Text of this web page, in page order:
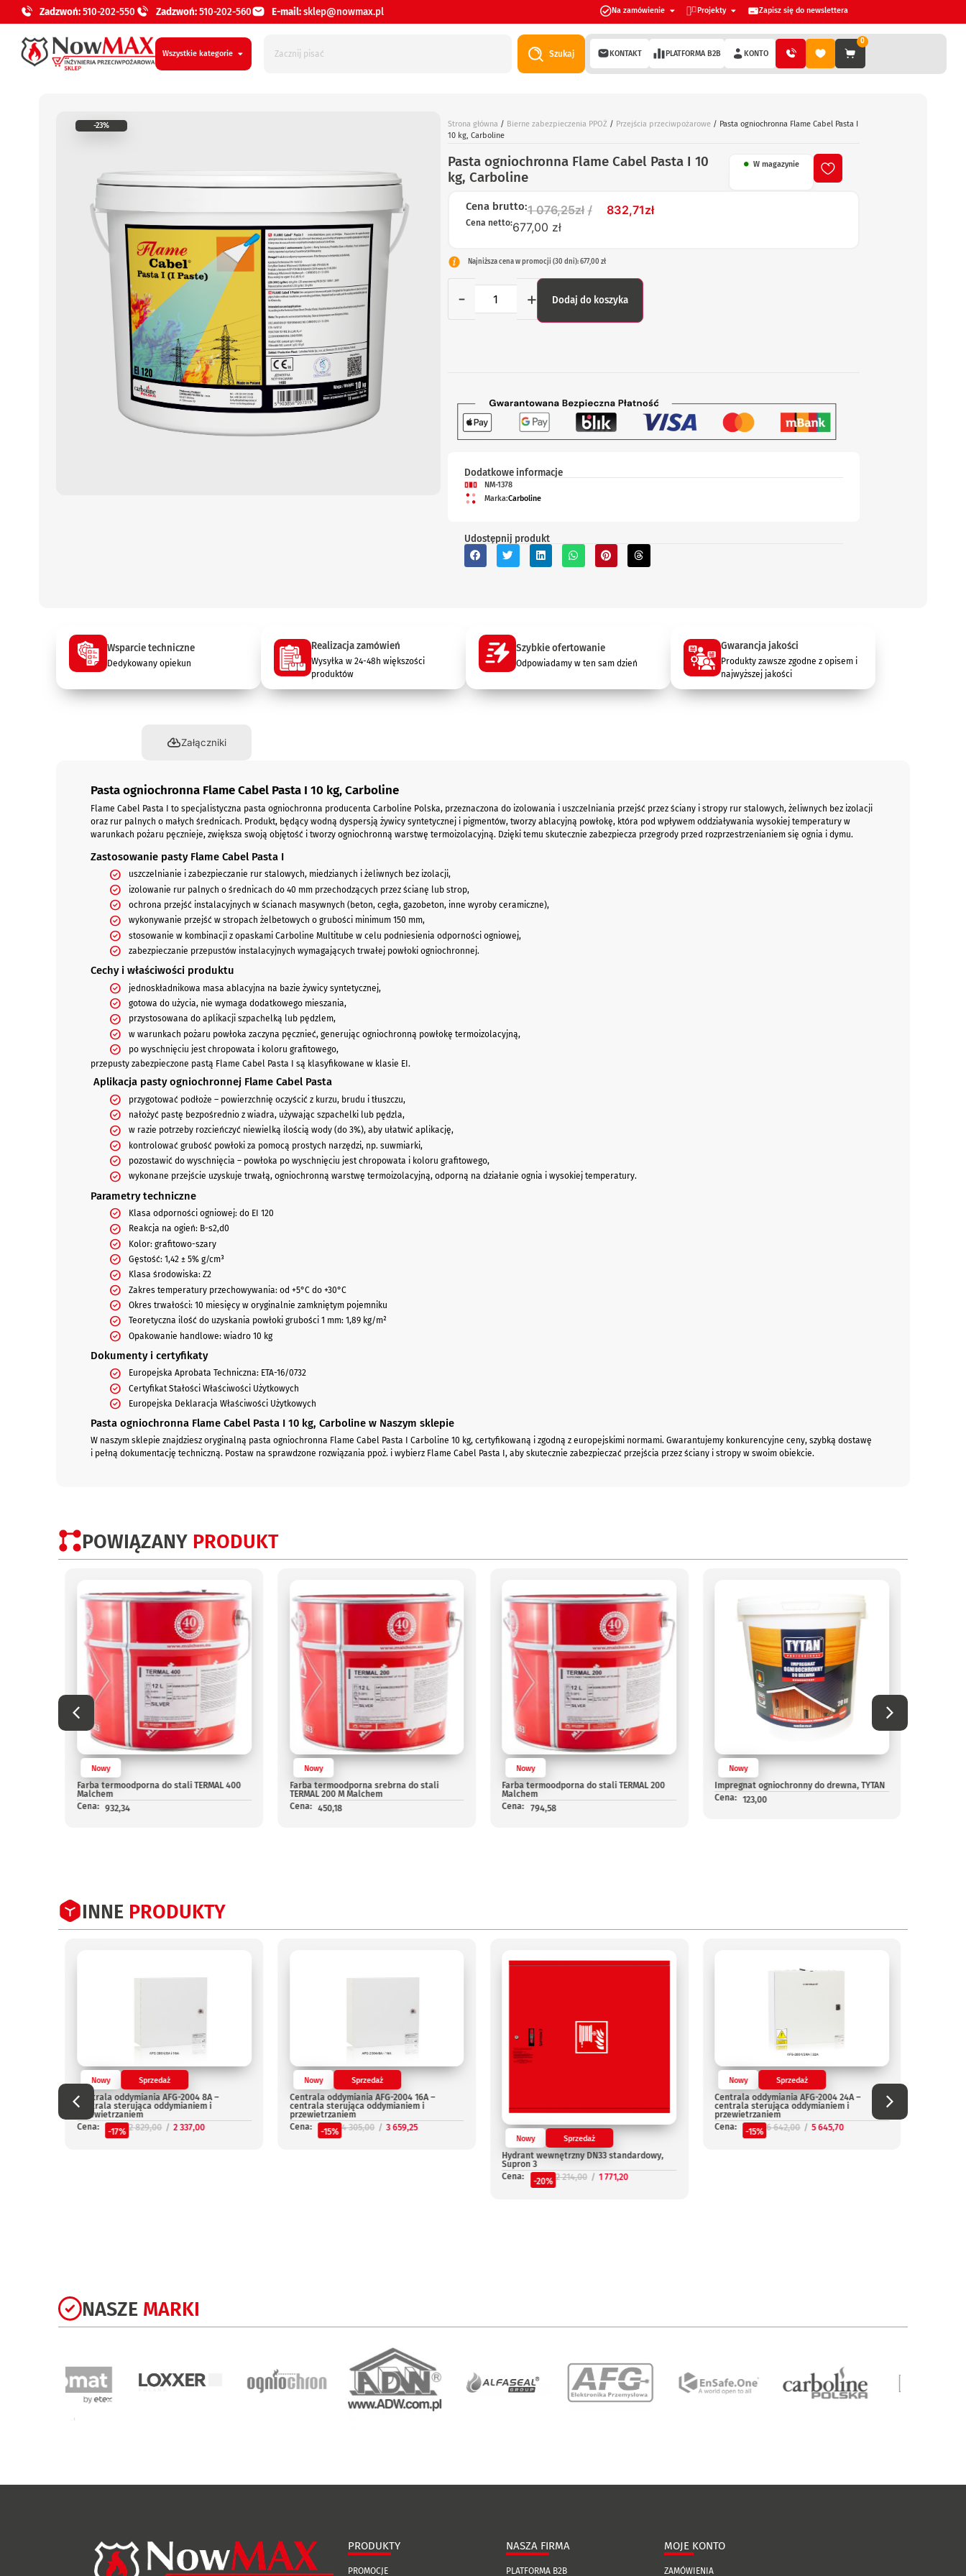
Zadzwoń:510-202-550 Zadzwoń:510-202-560 E-mail:sklep@nowmax.pl Na zamówienie Projekty Zapisz się do newslettera
Wszystkie kategorie Szukaj KONTAKT PLATFORMA B2B KONTO
0
-23% Strona główna/ Bierne zabezpieczenia PPOŻ / Przejścia przeciwpożarowe/ Pasta ogniochronna Flame Cabel Pasta I
10 kg, Carboline
Pasta ogniochronna Flame Cabel Pasta I 10
kg, Carboline
W magazynie
Cena brutto:1 076,25zł 832,71zł
Cena netto:677,00 zł
Najniższa cena w promocji (30 dni): 677,00 zł
- + Dodaj do koszyka
Dodatkowe informacje
NM-1378
Marka:Carboline
Udostępnij produkt
Wsparcie techniczne
Dedykowany opiekun
Realizacja zamówień
Wysyłka w 24-48h większości
produktów
Szybkie ofertowanie
Odpowiadamy w ten sam dzień
Gwarancja jakości
Produkty zawsze zgodne z opisem i
najwyższej jakości
Załączniki
Pasta ogniochronna Flame Cabel Pasta I 10 kg, Carboline
Flame Cabel Pasta I to specjalistyczna pasta ogniochronna producenta Carboline Polska, przeznaczona do izolowania i uszczelniania przejść przez ściany i stropy rur stalowych, żeliwnych bez izolacji
oraz rur palnych o małych średnicach. Produkt, będący wodną dyspersją żywicy syntetycznej i pigmentów, tworzy ablacyjną powłokę, która pod wpływem oddziaływania wysokiej temperatury w
warunkach pożaru pęcznieje, zwiększa swoją objętość i tworzy ogniochronną warstwę termoizolacyjną. Dzięki temu skutecznie zabezpiecza przegrody przed rozprzestrzenianiem się ognia i dymu.
Zastosowanie pasty Flame Cabel Pasta I
uszczelnianie i zabezpieczanie rur stalowych, miedzianych i żeliwnych bez izolacji,
izolowanie rur palnych o średnicach do 40 mm przechodzących przez ścianę lub strop,
ochrona przejść instalacyjnych w ścianach masywnych (beton, cegła, gazobeton, inne wyroby ceramiczne),
wykonywanie przejść w stropach żelbetowych o grubości minimum 150 mm,
stosowanie w kombinacji z opaskami Carboline Multitube w celu podniesienia odporności ogniowej,
zabezpieczanie przepustów instalacyjnych wymagających trwałej powłoki ogniochronnej.
Cechy i właściwości produktu
jednoskładnikowa masa ablacyjna na bazie żywicy syntetycznej,
gotowa do użycia, nie wymaga dodatkowego mieszania,
przystosowana do aplikacji szpachelką lub pędzlem,
w warunkach pożaru powłoka zaczyna pęcznieć, generując ogniochronną powłokę termoizolacyjną,
po wyschnięciu jest chropowata i koloru grafitowego,
przepusty zabezpieczone pastą Flame Cabel Pasta I są klasyfikowane w klasie EI.
Aplikacja pasty ogniochronnej Flame Cabel Pasta
przygotować podłoże – powierzchnię oczyścić z kurzu, brudu i tłuszczu,
nałożyć pastę bezpośrednio z wiadra, używając szpachelki lub pędzla,
w razie potrzeby rozcieńczyć niewielką ilością wody (do 3%), aby ułatwić aplikację,
kontrolować grubość powłoki za pomocą prostych narzędzi, np. suwmiarki,
pozostawić do wyschnięcia – powłoka po wyschnięciu jest chropowata i koloru grafitowego,
wykonane przejście uzyskuje trwałą, ogniochronną warstwę termoizolacyjną, odporną na działanie ognia i wysokiej temperatury.
Parametry techniczne
Klasa odporności ogniowej: do EI 120
Reakcja na ogień: B-s2,d0
Kolor: grafitowo-szary
Gęstość: 1,42 ± 5% g/cm³
Klasa środowiska: Z2
Zakres temperatury przechowywania: od +5°C do +30°C
Okres trwałości: 10 miesięcy w oryginalnie zamkniętym pojemniku
Teoretyczna ilość do uzyskania powłoki grubości 1 mm: 1,89 kg/m²
Opakowanie handlowe: wiadro 10 kg
Dokumenty i certyfikaty
Europejska Aprobata Techniczna: ETA-16/0732
Certyfikat Stałości Właściwości Użytkowych
Europejska Deklaracja Właściwości Użytkowych
Pasta ogniochronna Flame Cabel Pasta I 10 kg, Carboline w Naszym sklepie
W naszym sklepie znajdziesz oryginalną pasta ogniochronna Flame Cabel Pasta I Carboline 10 kg, certyfikowaną i zgodną z europejskimi normami. Gwarantujemy konkurencyjne ceny, szybką dostawę
i pełną dokumentację techniczną. Postaw na sprawdzone rozwiązania ppoż. i wybierz Flame Cabel Pasta I, aby skutecznie zabezpieczać przejścia przez ściany i stropy w swoim obiekcie.
POWIĄZANY PRODUKT
Nowy
Farba termoodporna do stali TERMAL 400
Malchem
Cena:
932,34
Nowy
Farba termoodporna srebrna do stali
TERMAL 200 M Malchem
Cena: 450,18
Nowy
Farba termoodporna do stali TERMAL 200
Malchem
Cena:
794,58
Nowy
Impregnat ogniochronny do drewna, TYTAN
Cena:
123,00
INNE PRODUKTY
Nowy Sprzedaż
Centrala oddymiania AFG-2004 8A –
centrala sterująca oddymianiem i
przewietrzaniem
Cena:
-17% 2 829,00 2 337,00
Nowy Sprzedaż
Centrala oddymiania AFG-2004 16A –
centrala sterująca oddymianiem i
przewietrzaniem
Cena:
-15% 4 305,00 3 659,25
Nowy Sprzedaż
Hydrant wewnętrzny DN33 standardowy,
Supron 3
Cena:
-20% 2 214,00 1 771,20
Nowy Sprzedaż
Centrala oddymiania AFG-2004 24A –
centrala sterująca oddymianiem i
przewietrzaniem
Cena:
-15% 6 642,00 5 645,70
NASZE MARKI
PRODUKTY
PROMOCJE
NASZA FIRMA
PLATFORMA B2B
MOJE KONTO
ZAMÓWIENIA